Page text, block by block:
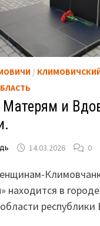
/
и
14.03.2026 0
находится в
республики